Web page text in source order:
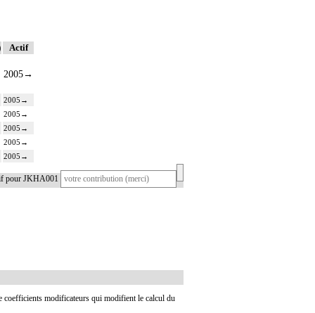
Actif
2005→
2005 →
2005 →
2005 →
2005 →
2005 →
pour JKHA001
coefficients modificateurs qui modifient le calcul du